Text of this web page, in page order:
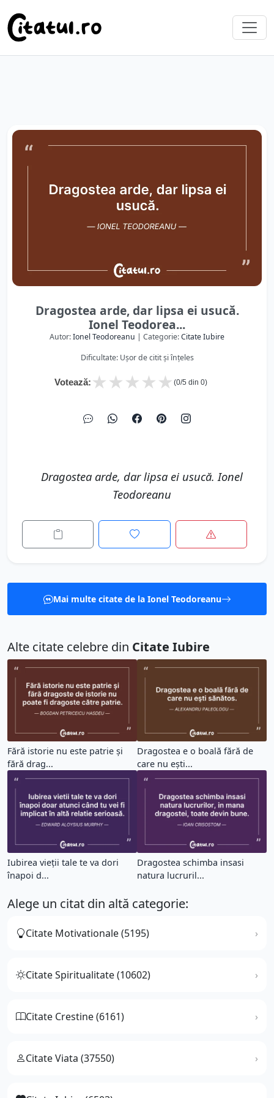
Dragostea arde, dar lipsa ei usucă.
Ionel Teodorea...
Autor:Ionel Teodoreanu | Categorie:Citate Iubire
Dificultate: Ușor de citit și înțeles
Votează: ★
★
★
★
★ (0/5 din 0)
Dragostea arde, dar lipsa ei usucă. Ionel
Teodoreanu
Mai multe citate de la Ionel Teodoreanu
Alte citate celebre din Citate Iubire
Fără istorie nu este patrie şi
fără drag...
Dragostea e o boală fără de
care nu eşti...
Iubirea vieții tale te va dori
înapoi d...
Dragostea schimba insasi
natura lucruril...
Alege un citat din altă categorie:
Citate Motivationale (5195)
Citate Spiritualitate (10602)
Citate Crestine (6161)
Citate Viata (37550)